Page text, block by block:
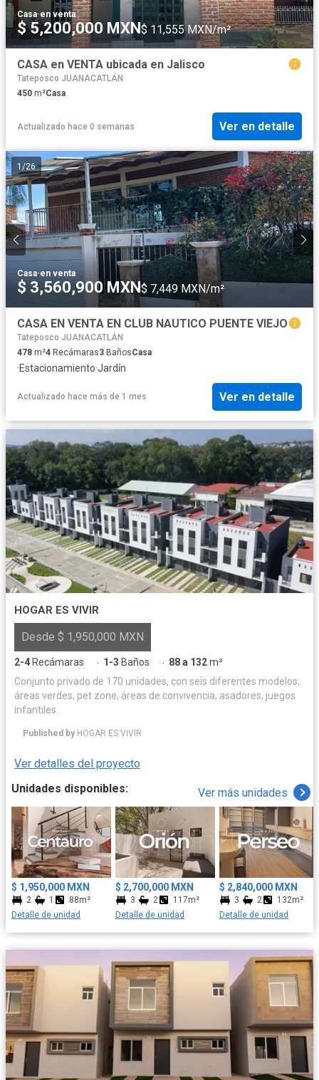
Casa·en venta
$ 5,200,000 MXN$ 11,555 MXN/m²
CASA en VENTA ubicada en Jalisco
Tateposco JUANACATLÁN
450 m²Casa
Actualizado hace 0 semanas Ver en detalle
1 /26
Casa·en venta
$ 3,560,900 MXN$ 7,449 MXN/m²
CASA EN VENTA EN CLUB NAUTICO PUENTE VIEJO
Tateposco JUANACATLÁN
478 m²4 Recámaras3 BañosCasa
·Estacionamiento·Jardín
Actualizado hace más de 1 mes Ver en detalle
HOGAR ES VIVIR
Desde $ 1,950,000 MXN
2-4 Recámaras · 1-3 Baños · 88 a 132m²
Conjunto privado de 170 unidades, con seis diferentes modelos;
áreas verdes, pet zone, áreas de convivencia, asadores, juegos
infantiles.
Published by HOGAR ES VIVIR
Ver detalles del proyecto
Unidades disponibles:
Ver más unidades
$ 1,950,000 MXN
2 1
88m²
Detalle de unidad
$ 2,700,000 MXN
3 2
117m²
Detalle de unidad
$ 2,840,000 MXN
3 2
132m²
Detalle de unidad